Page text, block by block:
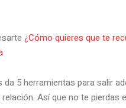
¿Cómo quieres que te
da 5 herramientas para salir
Así que no te pierdas